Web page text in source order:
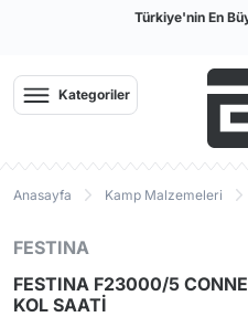
Türkiye'nin En
Kategoriler
Anasayfa Kamp Malzemeleri
FESTINA
FESTINA F23000/5
KOL SAATİ